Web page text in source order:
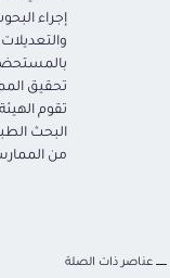
إجراء
تحقيق
تقوم
البحث
من
عناصر ذات الصلة